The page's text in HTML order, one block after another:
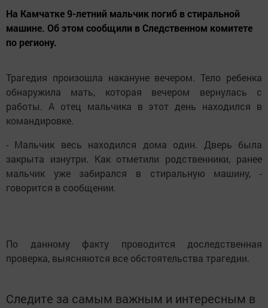
На Камчатке 9-летний мальчик погиб в стиральной
машине. Об этом сообщили в Следственном комитете
по региону.
Трагедия произошла накануне вечером. Тело ребенка
обнаружила мать, которая вечером вернулась с
работы. А отец мальчика в этот день находился в
командировке.
- Мальчик весь находился дома один. Дверь была
закрыта изнутри. Как отметили родственники, ранее
мальчик уже забирался в стиральную машину, -
говорится в сообщении.
По данному факту проводится доследственная
проверка, выясняются все обстоятельства трагедии.
Следите за самым важным и интересным в